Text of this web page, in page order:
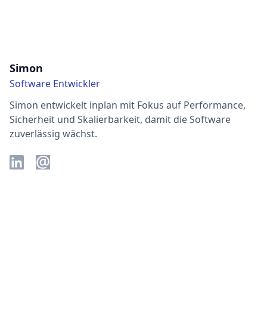
Simon
Software Entwickler
Simon entwickelt inplan mit Fokus auf Performance,
Sicherheit und Skalierbarkeit, damit die Software
zuverlässig wächst.